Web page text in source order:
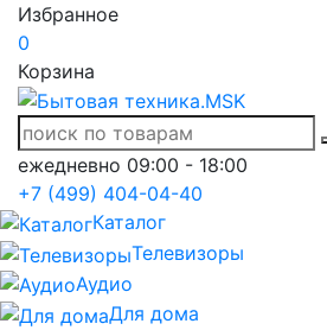
Избранное
0
Корзина
ежедневно 09:00 - 18:00
+7 (499) 404-04-40
Каталог
Телевизоры
Аудио
Для дома